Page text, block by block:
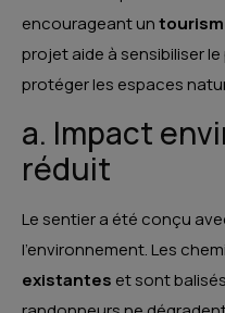
encourageant un
projet aide à sensibiliser
protéger les espaces
a. Impact
réduit
Le sentier a été conçu
l’environnement. Les
existantes et sont